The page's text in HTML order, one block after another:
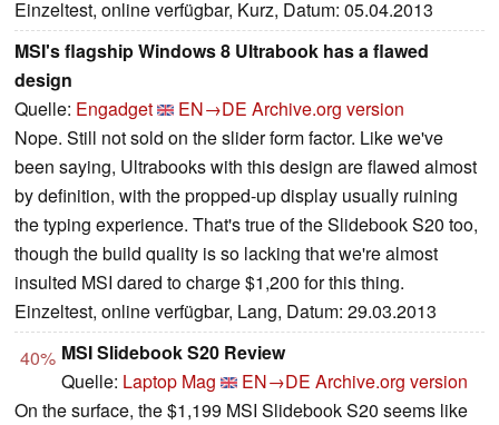
Einzeltest, online verfügbar, Kurz, Datum: 05.04.2013
MSI's flagship Windows 8 Ultrabook has a flawed
design
Quelle: Engadget EN→DE Archive.org version
Nope. Still not sold on the slider form factor. Like we've
been saying, Ultrabooks with this design are flawed almost
by definition, with the propped-up display usually ruining
the typing experience. That's true of the Slidebook S20 too,
though the build quality is so lacking that we're almost
insulted MSI dared to charge $1,200 for this thing.
Einzeltest, online verfügbar, Lang, Datum: 29.03.2013
40% MSI Slidebook S20 Review
Quelle: Laptop Mag EN→DE Archive.org version
On the surface, the $1,199 MSI Slidebook S20 seems like